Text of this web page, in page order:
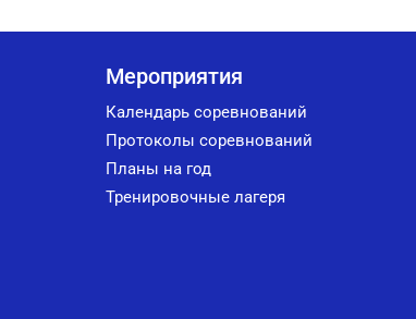
Мероприятия
Календарь соревнований
Протоколы соревнований
Планы на год
Тренировочные лагеря